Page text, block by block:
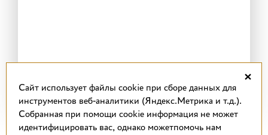
×
Cайт использует файлы cookie при сборе данных для
инструментов веб-аналитики (Яндекс.Метрика и т.д.).
Собранная при помощи cookie информация не может
идентифицировать вас, однако можетпомочь нам